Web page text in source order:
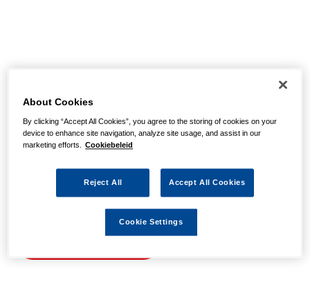
pagina niet kunnen
vinden
Wellicht zit er een spel- of typfout in de URL of is de
actie waarnaar u zocht al verlopen. We hopen u weer op
About Cookies
By clicking “Accept All Cookies”, you agree to the storing of cookies on your
device to enhance site navigation, analyze site usage, and assist in our
marketing efforts. Cookiebeleid
Reject All Accept All Cookies
Cookie Settings